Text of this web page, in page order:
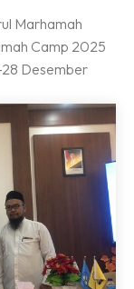
Marhamah
Camp 2025
Desember